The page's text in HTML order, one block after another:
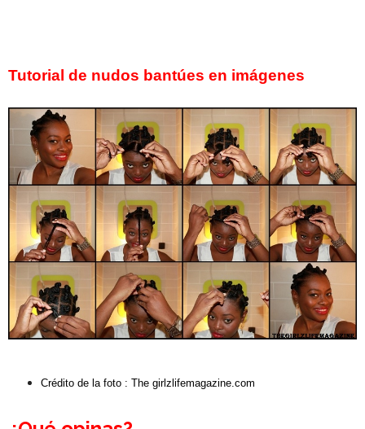
Tutorial de nudos bantúes en imágenes
Crédito de la foto : The girlzlifemagazine.com